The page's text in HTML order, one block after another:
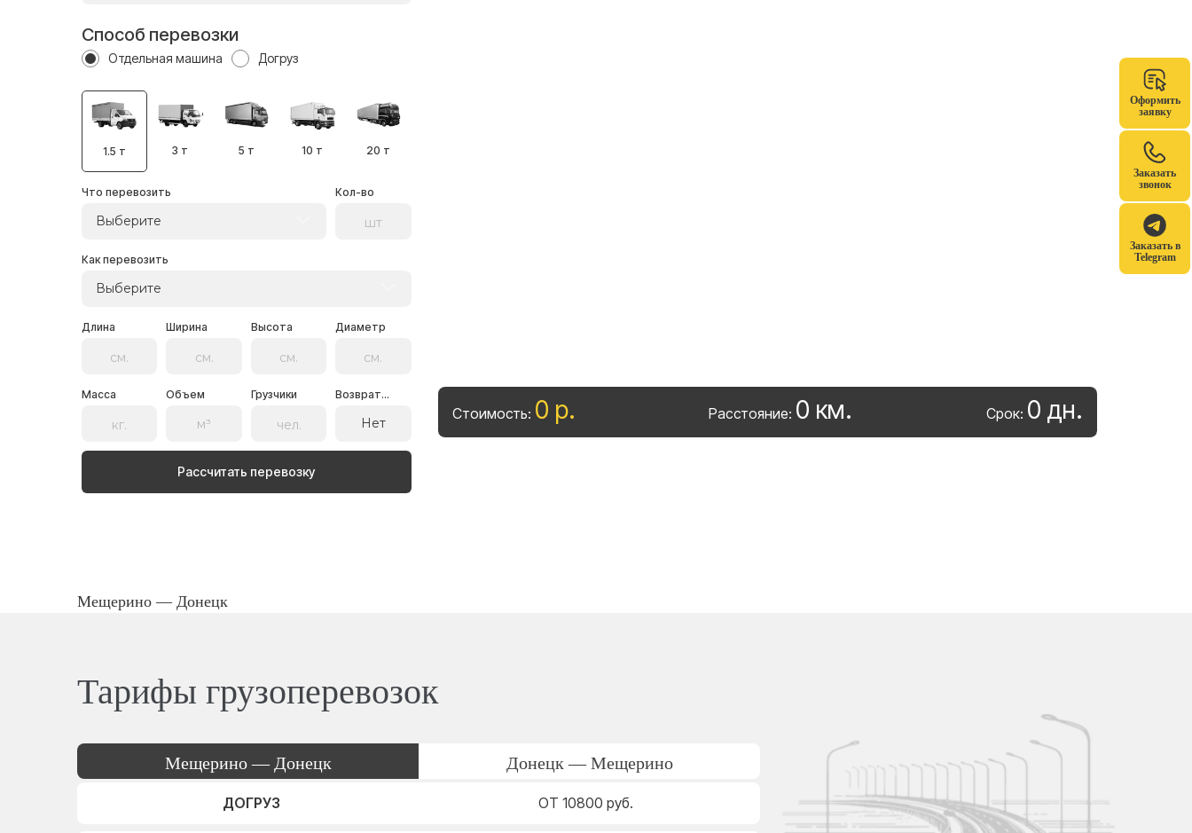
Оформить
заявку
Заказать
звонок
Заказать в
Telegram
Способ перевозки
Отдельная машина Догруз
1.5 т 3 т 5 т 10 т 20 т
Что перевозить
Выберите
Кол-во
Как перевозить
Выберите
Длина Ширина Высота Диаметр
Масса Объем Грузчики Возврат...
Нет
Рассчитать перевозку
Стоимость: 0 р. Расстояние: 0 км. Срок: 0 дн.
Мещерино — Донецк
Тарифы грузоперевозок
Мещерино — Донецк Донецк — Мещерино
ДОГРУЗ ОТ 10800 руб.